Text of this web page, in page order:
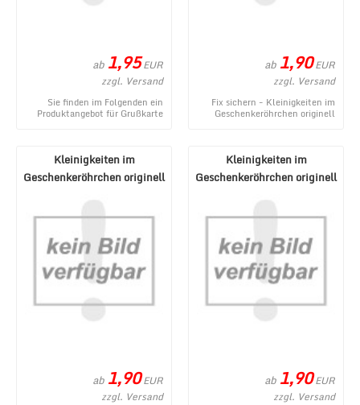
ab 1,95EUR
zzgl. Versand
Sie finden im Folgenden ein
Produktangebot für Grußkarte
ab 1,90EUR
zzgl. Versand
Fix sichern - Kleinigkeiten im
Geschenkeröhrchen originell
Kleinigkeiten im
Geschenkeröhrchen originell
ab 1,90EUR
zzgl. Versand
Kleinigkeiten im
Geschenkeröhrchen originell
ab 1,90EUR
zzgl. Versand